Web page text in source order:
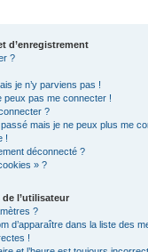
d’enregistrement
?
je n’y parviens pas !
peux pas me connecter !
?
mais je ne peux plus me
!
déconnecté ?
» ?
de l’utilisateur
?
d’apparaître dans la liste des
!